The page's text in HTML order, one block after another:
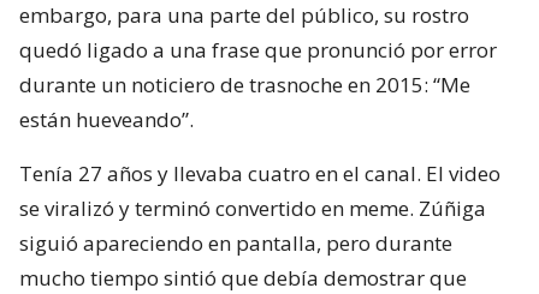
embargo, para una parte del público, su rostro
quedó ligado a una frase que pronunció por error
durante un noticiero de trasnoche en 2015: “Me
están hueveando”.
Tenía 27 años y llevaba cuatro en el canal. El video
se viralizó y terminó convertido en meme. Zúñiga
siguió apareciendo en pantalla, pero durante
mucho tiempo sintió que debía demostrar que